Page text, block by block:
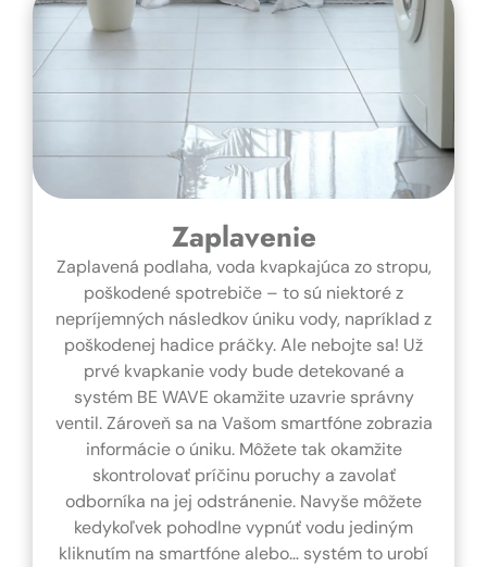
Zaplavenie
Zaplavená podlaha, voda kvapkajúca zo stropu,
poškodené spotrebiče – to sú niektoré z
nepríjemných následkov úniku vody, napríklad z
poškodenej hadice práčky. Ale nebojte sa! Už
prvé kvapkanie vody bude detekované a
systém BE WAVE okamžite uzavrie správny
ventil. Zároveň sa na Vašom smartfóne zobrazia
informácie o úniku. Môžete tak okamžite
skontrolovať príčinu poruchy a zavolať
odborníka na jej odstránenie. Navyše môžete
kedykoľvek pohodlne vypnúť vodu jediným
kliknutím na smartfóne alebo… systém to urobí